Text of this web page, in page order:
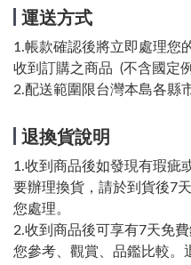
運送方式
1.帳款確認後將立即處理您
收到訂購之商品 (不含國定
2.配送範圍限台灣本島各縣
退換貨說明
1.收到商品後如發現有瑕疵
要辦理換貨，請於到貨後7
您處理。
2.收到商品後可享有7天免
您參考、觀賞、品鑑比較。
立即